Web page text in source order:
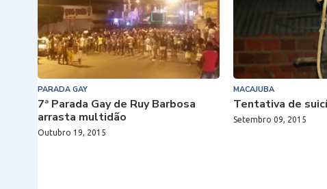
PARADA GAY
7ª Parada Gay de Ruy Barbosa
arrasta multidão
Outubro 19, 2015
MACAJUBA
Tentativa de
Setembro 09, 2015